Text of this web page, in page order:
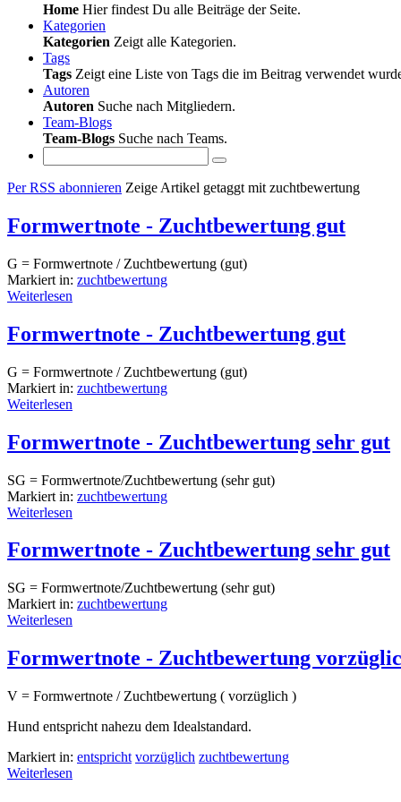
Home Hier findest Du alle Beiträge der Seite.
Kategorien
Kategorien Zeigt alle Kategorien.
Tags
Tags Zeigt eine Liste von Tags die im Beitrag verwendet
Autoren
Autoren Suche nach Mitgliedern.
Team-Blogs
Team-Blogs Suche nach Teams.
Per RSS abonnieren Zeige Artikel getaggt mit zuchtbewertung
Formwertnote - Zuchtbewertung gut
G = Formwertnote / Zuchtbewertung (gut)
Markiert in: zuchtbewertung
Weiterlesen
Formwertnote - Zuchtbewertung gut
G = Formwertnote / Zuchtbewertung (gut)
Markiert in: zuchtbewertung
Weiterlesen
Formwertnote - Zuchtbewertung sehr gut
SG = Formwertnote/Zuchtbewertung (sehr gut)
Markiert in: zuchtbewertung
Weiterlesen
Formwertnote - Zuchtbewertung sehr gut
SG = Formwertnote/Zuchtbewertung (sehr gut)
Markiert in: zuchtbewertung
Weiterlesen
Formwertnote - Zuchtbewertung
V = Formwertnote / Zuchtbewertung ( vorzüglich )
Hund entspricht nahezu dem Idealstandard.
Markiert in: entspricht vorzüglich zuchtbewertung
Weiterlesen